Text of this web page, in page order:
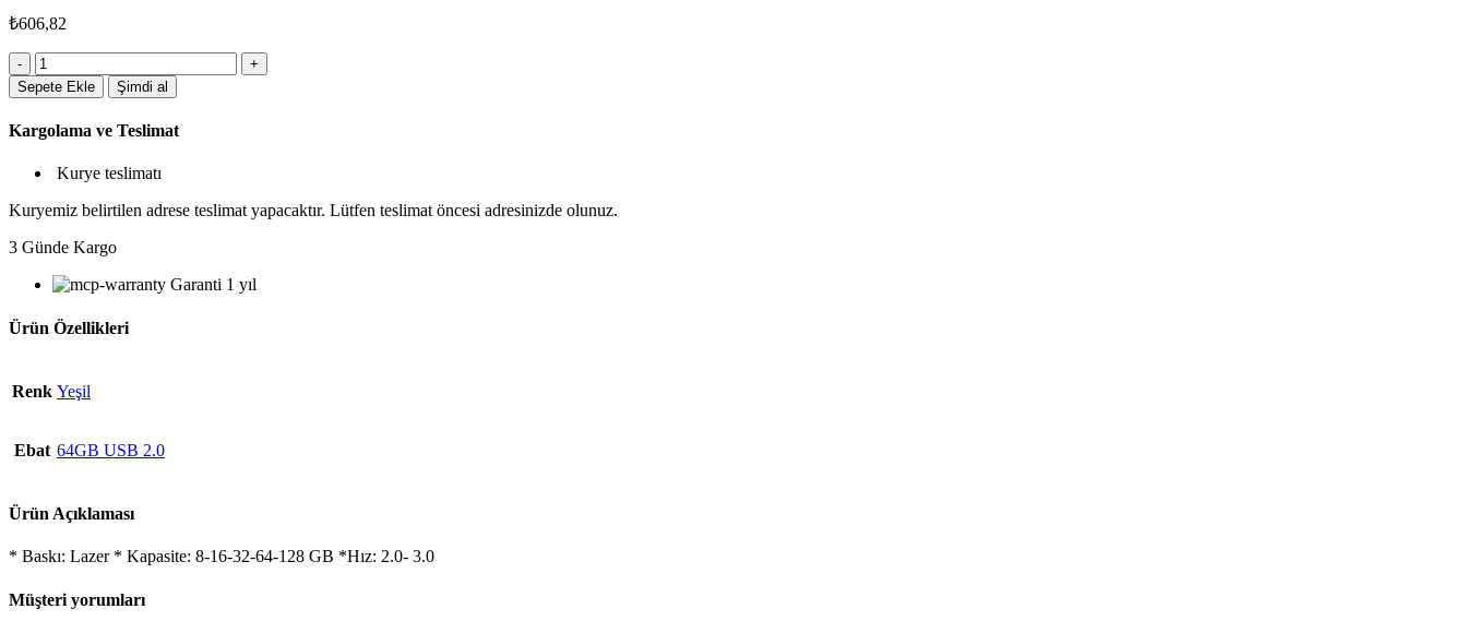
₺606,82
4400YSL64GB
Metal
USB
adet
Sepete Ekle Şimdi al
Kargolama ve Teslimat
Kurye teslimatı
Kuryemiz belirtilen adrese teslimat yapacaktır. Lütfen teslimat öncesi adresinizde olunuz.
3 Günde Kargo
Garanti 1 yıl
Ürün Özellikleri
Renk Yeşil
Ebat 64GB USB 2.0
Ürün Açıklaması
* Baskı: Lazer * Kapasite: 8-16-32-64-128 GB *Hız: 2.0- 3.0
Müşteri yorumları